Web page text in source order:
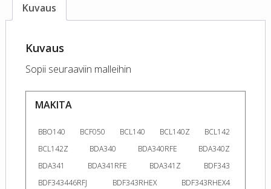
Kuvaus
Kuvaus
Sopii seuraaviin malleihin
MAKITA
BBO140 BCF050 BCL140 BCL140Z
BCL142
BCL142Z
BDA340 BDA340RFE
BDA340Z
BDA341
BDA341RFE BDA341Z
BDF343
BDF343446RFJ
BDF343RHEX
BDF343RHEX4